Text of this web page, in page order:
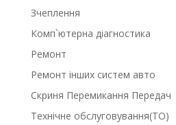
Зчеплення
Комп`ютерна діагностика
Ремонт
Ремонт інших систем авто
Скриня Перемикання Передач
Технічне обслуговування(ТО)